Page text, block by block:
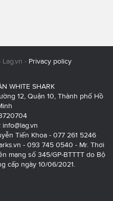
- Privacy policy
WHITE SHARK
12, Quận 10, Thành phố Hồ
info@lag.vn
Tiến Khoa - 077 261 5246
- 093 745 0540 - Mr. Thơi
mạng số 345/GP-BTTTT do Bộ
cấp ngày 10/06/2021.